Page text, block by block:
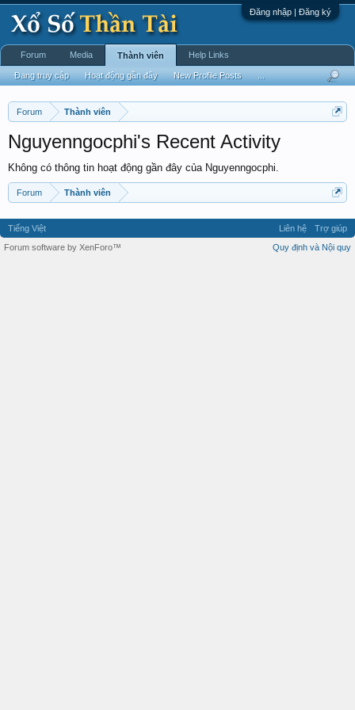
Đăng nhập | Đăng ký
Forum Thành viên
Nguyenngocphi's Recent Activity
Không có thông tin hoạt động gần đây của Nguyenngocphi.
Forum Thành viên
Forum Media Thành viên
Đang truy cập Hoạt động gần đây New Profile Posts
Help Links
Tiếng Việt Liên hệ
Trợ giúp
Quy định và Nội quy
Forum software by XenForo™